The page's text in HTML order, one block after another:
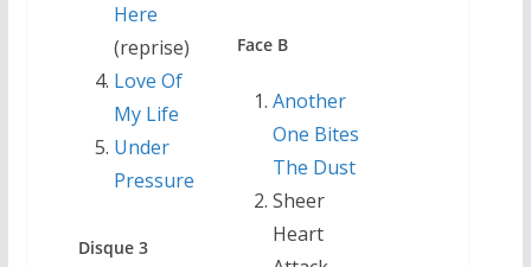
Here
(reprise)
Love Of
My Life
Under
Pressure
Disque 3
Face B
Another
One Bites
The Dust
Sheer
Heart